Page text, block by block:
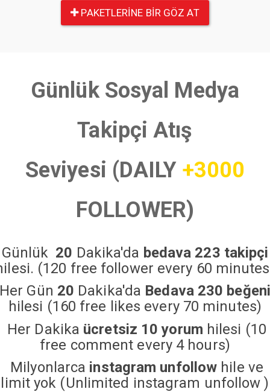
PAKETLERINE BIR GÖZ AT
Günlük Sosyal Medya
Takipçi Atış
Seviyesi (DAILY +3000
FOLLOWER)
Günlük 20 Dakika'da bedava 223 takipçi
(120 free follower every 60
Her Gün 20 Dakika'da Bedava 230 beğeni
hilesi (160 free likes every 70 minutes)
Her Dakika ücretsiz 10 yorum hilesi (10
free comment every 4 hours)
Milyonlarca instagram unfollow hile ve
limit yok (Unlimited instagram unfollow )